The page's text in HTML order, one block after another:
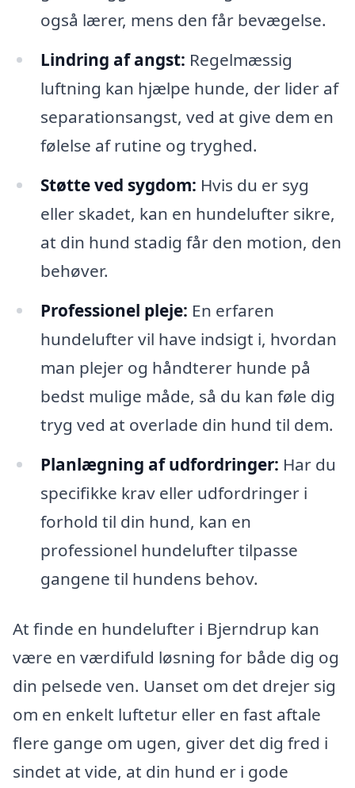
også lærer, mens den får bevægelse.
Lindring af angst: Regelmæssig
luftning kan hjælpe hunde, der lider af
separationsangst, ved at give dem en
følelse af rutine og tryghed.
Støtte ved sygdom: Hvis du er syg
eller skadet, kan en hundelufter sikre,
at din hund stadig får den motion, den
behøver.
Professionel pleje: En erfaren
hundelufter vil have indsigt i, hvordan
man plejer og håndterer hunde på
bedst mulige måde, så du kan føle dig
tryg ved at overlade din hund til dem.
Planlægning af udfordringer: Har du
specifikke krav eller udfordringer i
forhold til din hund, kan en
professionel hundelufter tilpasse
gangene til hundens behov.
At finde en hundelufter i Bjerndrup kan
være en værdifuld løsning for både dig og
din pelsede ven. Uanset om det drejer sig
om en enkelt luftetur eller en fast aftale
flere gange om ugen, giver det dig fred i
sindet at vide, at din hund er i gode